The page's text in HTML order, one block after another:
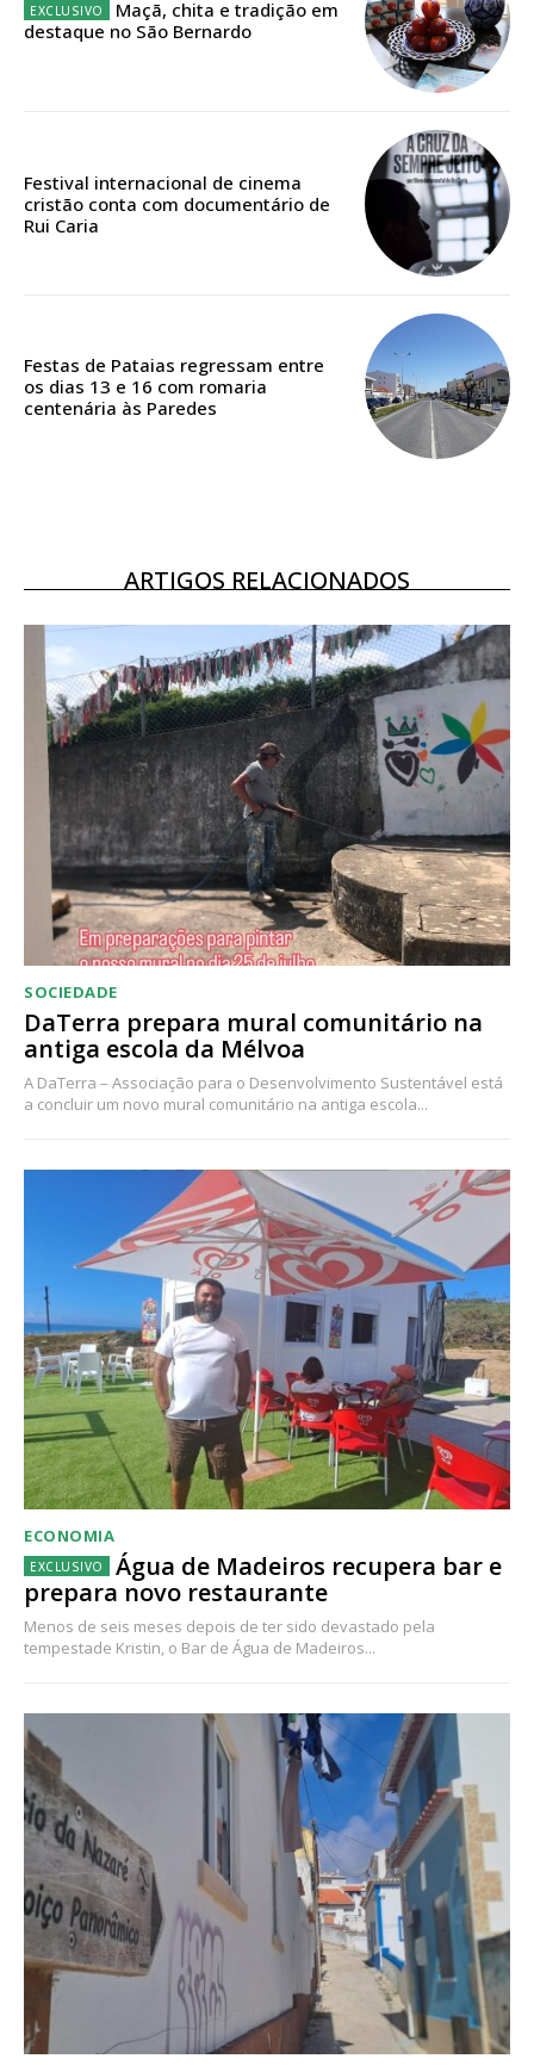
Edição em papel entregue à Quinta-feira em sua
Acesso aos conteúdos Exclusivos para
assinantes
ASSINATURA
12 meses
Acesso ao conteúdo online
Acesso aos conteúdos Exclusivos para
assinantes
Ofertas para assinatura anual
Escolha o plano
Maçã, chita e tradição em
destaque no São Bernardo
Festival internacional de cinema
cristão conta com documentário de
Rui Caria
Festas de Pataias regressam entre
os dias 13 e 16 com romaria
centenária às Paredes
ARTIGOS RELACIONADOS
SOCIEDADE
DaTerra prepara mural comunitário na
antiga escola da Mélvoa
A DaTerra – Associação para o Desenvolvimento Sustentável está
a concluir um novo mural comunitário na antiga escola...
ECONOMIA
Água de Madeiros recupera bar e
prepara novo restaurante
Menos de seis meses depois de ter sido devastado pela
tempestade Kristin, o Bar de Água de Madeiros...